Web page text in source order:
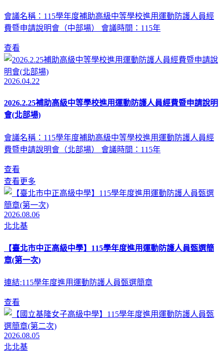
會議名稱：115學年度補助高級中等學校進用運動防護人員經
費暨申請說明會（中部場） 會議時間：115年
查看
2026.04.22
2026.2.25補助高級中等學校進用運動防護人員經費暨申請說明
會(北部場)
會議名稱：115學年度補助高級中等學校進用運動防護人員經
費暨申請說明會（北部場） 會議時間：115年
查看
查看更多
2026.08.06
北北基
【臺北市中正高級中學】115學年度進用運動防護人員甄選簡
章(第一次)
連結:115學年度進用運動防護人員甄選簡章
查看
2026.08.05
北北基